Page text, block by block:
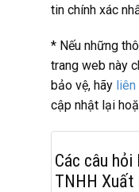
tin chính xác
* Nếu những
trang web này
bảo vệ, hãy liên
cập nhật lại
Các câu hỏi
TNHH Xuất